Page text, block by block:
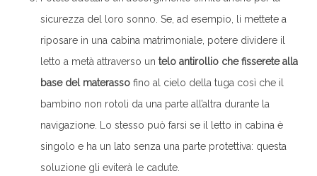
sicurezza del loro sonno. Se, ad esempio, li mettete a
riposare in una cabina matrimoniale, potere dividere il
letto a metà attraverso un telo antirollio che fisserete alla
base del materasso fino al cielo della tuga così che il
bambino non rotoli da una parte all’altra durante la
navigazione. Lo stesso può farsi se il letto in cabina è
singolo e ha un lato senza una parte protettiva: questa
soluzione gli eviterà le cadute.